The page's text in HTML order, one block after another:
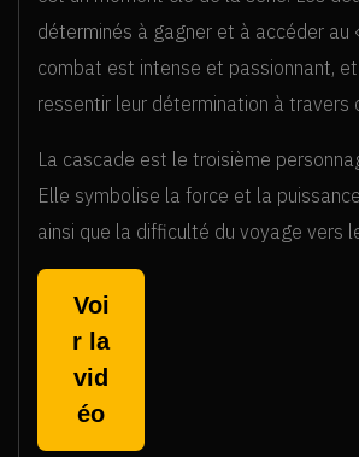
déterminés à gagner et à accéder au
combat est intense et passionnant,
ressentir leur détermination à travers
La cascade est le troisième
Elle symbolise la force et la
ainsi que la difficulté du voyage vers
Voi
r la
vid
éo